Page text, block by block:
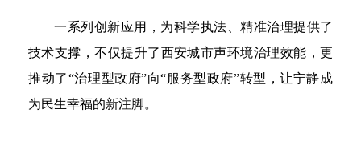
一系列创新应用，为科学执法、精准治理提供了
技术支撑，不仅提升了西安城市声环境治理效能，更
推动了“治理型政府”向“服务型政府”转型，让宁静成
为民生幸福的新注脚。